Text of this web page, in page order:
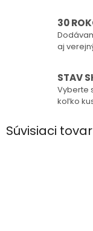
30
aj
STAV
Vyberte
koľko
Súvisiaci tovar